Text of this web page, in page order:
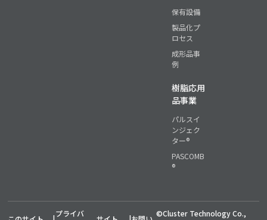
保有設備
製品化プ
ロセス
成形品事
例
樹脂応用
品事業
パルスイ
ンジェク
ター®
PASCOMB
®
プライバ
©Cluster Technology Co.,